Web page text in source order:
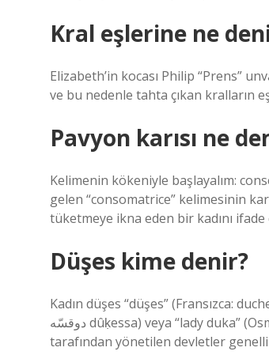
Kral eşlerine ne
Elizabeth’in kocası Philip “Prens”
ve bu nedenle tahta çıkan kralların
Pavyon karısı ne
Kelimenin kökeniyle başlayalım:
gelen “consomatrice” kelimesinin
tüketmeye ikna eden bir kadını ifade
Düşes kime denir?
Kadın düşes “düşes” (Fransızca:
دوقسّه dûḳessa) veya “lady duka” (Osmanlıca: دوقه خانم dûḳa ḫânım) olarak adlandırılır. Düklükler yani dükler
tarafından yönetilen devletler